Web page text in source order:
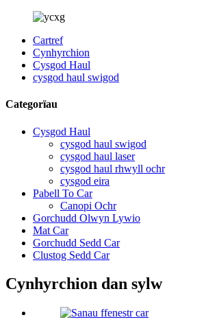
Cartref
Cynhyrchion
Cysgod Haul
cysgod haul swigod
Categorïau
Cysgod Haul
cysgod haul swigod
cysgod haul laser
cysgod haul rhwyll ochr
cysgod eira
Pabell To Car
Canopi Ochr
Gorchudd Olwyn Lywio
Mat Car
Gorchudd Sedd Car
Clustog Sedd Car
Cynhyrchion dan sylw